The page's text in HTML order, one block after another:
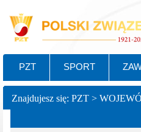
PZT SPORT
Znajdujesz się: PZT >